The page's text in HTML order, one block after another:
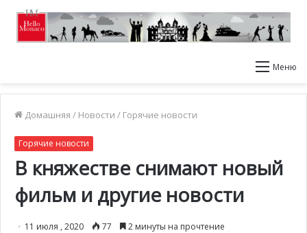
Меню
Домашняя / Новости / Горячие новости
Горячие новости
В княжестве снимают новый
фильм и другие новости
11 июля , 2020 77 2 минуты на прочтение